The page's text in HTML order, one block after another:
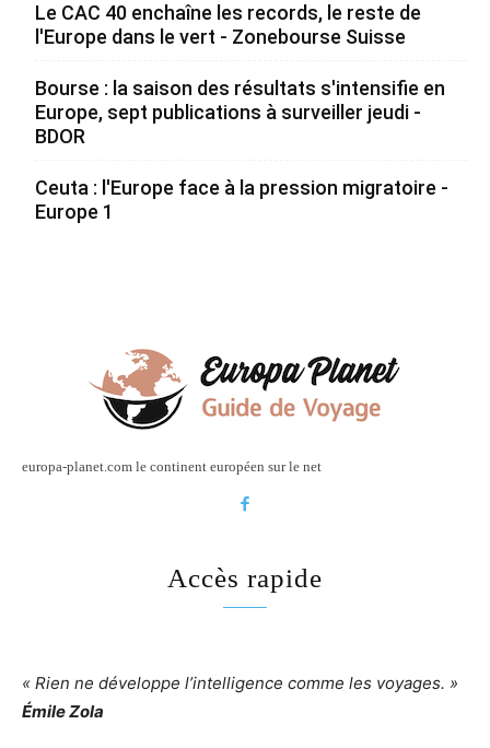
Le CAC 40 enchaîne les records, le reste de
l'Europe dans le vert - Zonebourse Suisse
Bourse : la saison des résultats s'intensifie en
Europe, sept publications à surveiller jeudi -
BDOR
Ceuta : l'Europe face à la pression migratoire -
Europe 1
europa-planet.com le continent européen sur le net
Accès rapide
« Rien ne développe l’intelligence comme les voyages. »
Émile Zola